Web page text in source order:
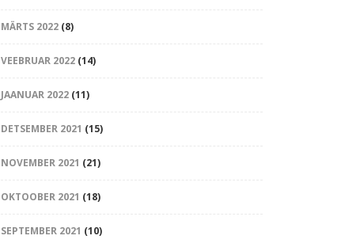
MÄRTS 2022(8)
VEEBRUAR 2022(14)
JAANUAR 2022(11)
DETSEMBER 2021 (15)
NOVEMBER 2021 (21)
OKTOOBER 2021 (18)
SEPTEMBER 2021 (10)